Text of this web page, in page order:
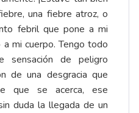
una fiebre atroz, o
febril que pone a mi
mi cuerpo. Tengo todo
sensación de peligro
de una desgracia que
que se acerca, ese
duda la llegada de un